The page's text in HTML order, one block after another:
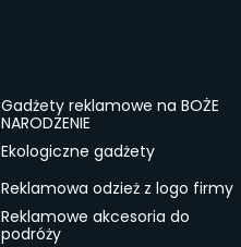
Gadżety reklamowe na BOŻE
NARODZENIE
Ekologiczne gadżety
Reklamowa odzież z logo firmy
Reklamowe akcesoria do
podróży